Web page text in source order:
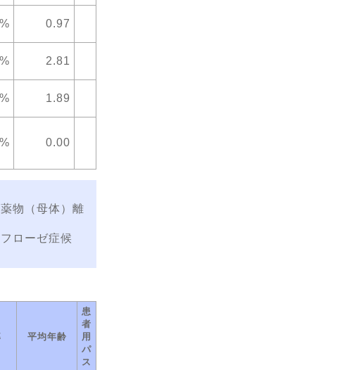
0.97
2.81
1.89
0.00
物（母体）離
ローゼ症候
平均年齢
患
者
用
パ
ス